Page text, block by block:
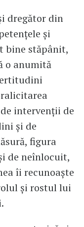
dregător din
și
bine stăpânit,
o anumită
intervenții de
și de
figura
de neînlocuit,
îi recunoaște
și rostul lui